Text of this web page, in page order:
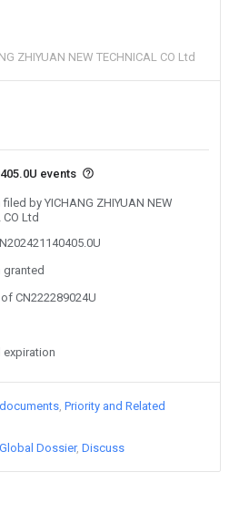
ZHIYUAN NEW TECHNICAL CO Ltd
events
by YICHANG ZHIYUAN NEW
CO Ltd
CN222289024U
Priority and Related
Global Dossier Discuss